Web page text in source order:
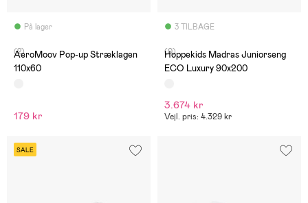
På lager
(2)
AeroMoov Pop-up Stræklagen
110x60
179 kr
3 TILBAGE
(0)
Hoppekids Madras Juniorseng
ECO Luxury 90x200
3.674 kr
Vejl. pris: 4.329 kr
SALE